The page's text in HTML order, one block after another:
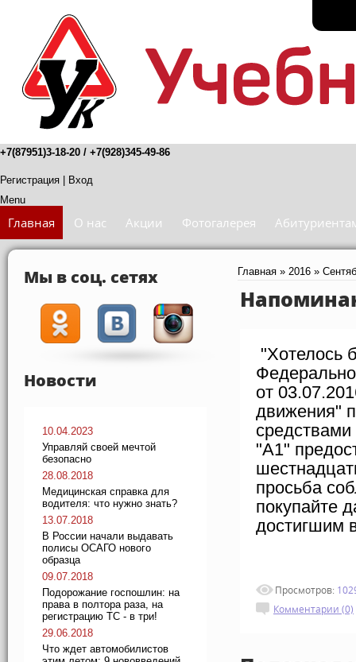
+7(87951)3-18-20 / +7(928)345-49-86
Регистрация
Вход
Menu
Главная О нас Акции Фотогалерея
Мы в соц. сетях
Новости
10.04.2023
Управляй своей мечтой
безопасно
28.08.2018
Медицинская справка для
водителя: что нужно знать?
13.07.2018
В России начали выдавать
полисы ОСАГО нового
образца
09.07.2018
Подорожание госпошлин: на
права в полтора раза, на
регистрацию ТС - в три!
29.06.2018
Что ждет автомобилистов
Главная » 2016 »
"Хотелось
от
движения"
средствами
"A1"
просьба
покупайте
достигшим
Просмотров:
Комментарии (0)